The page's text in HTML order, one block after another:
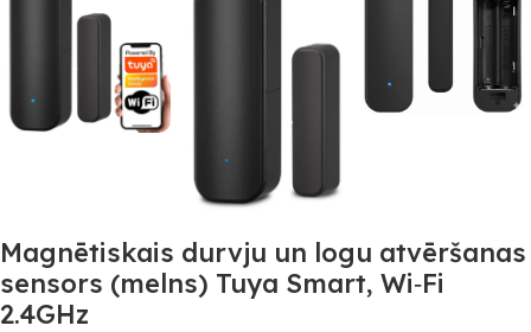
Magnētiskais durvju un logu atvēršanas
sensors (melns) Tuya Smart, Wi‑Fi
2.4GHz